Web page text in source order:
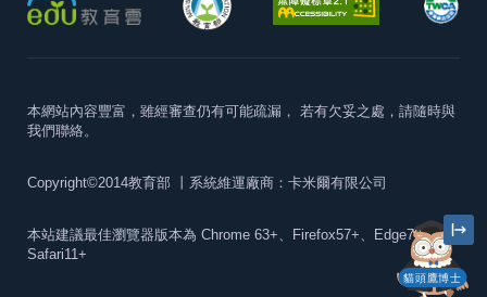
貓頭鷹博士
本網站內容豐富，雖經審查仍有可能疏漏， 若有欠妥之處，請隨時與
我們聯絡。
Copyright©2014教育部 丨系統維運廠商：卡米爾有限公司
本站建議最佳瀏覽器版本為 Chrome 63+、Firefox57+、Edge79+及
Safari11+